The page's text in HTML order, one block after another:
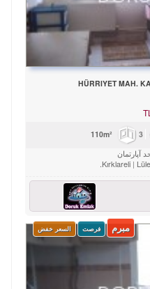
HÜRRIYET MAH.
TL
3
آپارتمان
Kırklareli
مبرم فرصت السعر خفض